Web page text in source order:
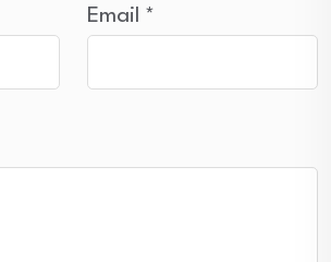
Email *